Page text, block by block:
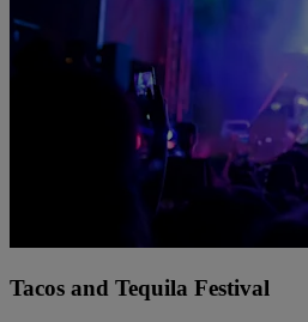
Tacos and Tequila Festival